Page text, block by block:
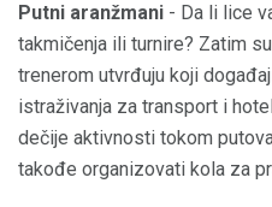
Putni aranžmani - Da li lice
takmičenja ili turnire? Zatim
trenerom utvrđuju koji
istraživanja za transport i
dečije aktivnosti tokom
takođe organizovati kola za